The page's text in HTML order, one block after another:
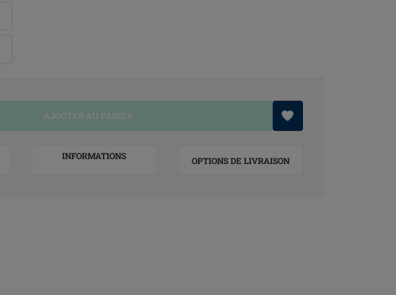
AJOUTER AU PANIER
INFORMATIONS OPTIONS DE LIVRAISON